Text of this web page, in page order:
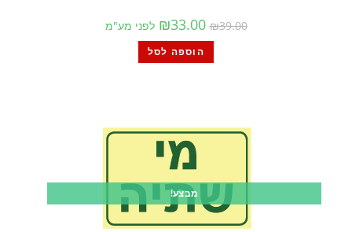
₪39.00
₪33.00 לפני מע"מ
הוספה לסל
מבצע!